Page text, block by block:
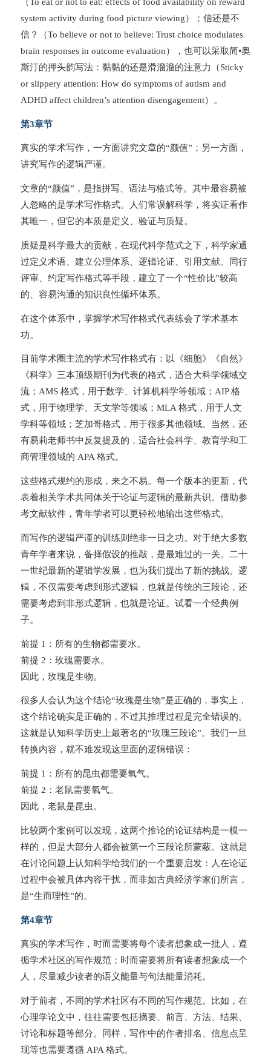
system activity during food picture viewing）；信还是不
信？（To believe or not to believe: Trust choice modulates
brain responses in outcome evaluation），也可以采取简•奥
斯汀的押头韵写法：黏黏的还是滑溜溜的注意力（Sticky
or slippery attention: How do symptoms of autism and
ADHD affect children’s attention disengagement）。
第3章节
真实的学术写作，一方面讲究文章的“颜值”；另一方面，
讲究写作的逻辑严谨。
文章的“颜值”，是指拼写、语法与格式等。其中最容易被
人忽略的是学术写作格式。人们常误解科学，将实证看作
其唯一，但它的本质是定义、验证与质疑。
质疑是科学最大的贡献，在现代科学范式之下，科学家通
过定义术语、建立公理体系、逻辑论证、引用文献、同行
评审、约定写作格式等手段，建立了一个“性价比”较高
的、容易沟通的知识良性循环体系。
在这个体系中，掌握学术写作格式代表练会了学术基本
功。
目前学术圈主流的学术写作格式有：以《细胞》《自然》
《科学》三本顶级期刊为代表的格式，适合大科学领域交
流；AMS 格式，用于数学、计算机科学等领域；AIP 格
式，用于物理学、天文学等领域；MLA 格式，用于人文
学科等领域；芝加哥格式，用于很多其他领域。当然，还
有易莉老师书中反复提及的，适合社会科学、教育学和工
商管理领域的 APA 格式。
这些格式规约的形成，来之不易。每一个版本的更新，代
表着相关学术共同体关于论证与逻辑的最新共识。借助参
考文献软件，青年学者可以更轻松地输出这些格式。
而写作的逻辑严谨的训练则绝非一日之功。对于绝大多数
青年学者来说，备择假设的推敲，是最难过的一关。二十
一世纪最新的逻辑学发展，也为我们提出了新的挑战。逻
辑，不仅需要考虑到形式逻辑，也就是传统的三段论，还
需要考虑到非形式逻辑，也就是论证。试看一个经典例
子。
前提 1：所有的生物都需要水。
前提 2：玫瑰需要水。
因此，玫瑰是生物。
很多人会认为这个结论“玫瑰是生物”是正确的，事实上，
这个结论确实是正确的，不过其推理过程是完全错误的。
这就是认知科学历史上最著名的“玫瑰三段论”。我们一旦
转换内容，就不难发现这里面的逻辑错误：
前提 1：所有的昆虫都需要氧气。
前提 2：老鼠需要氧气。
因此，老鼠是昆虫。
比较两个案例可以发现，这两个推论的论证结构是一模一
样的，但是大部分人都会被第一个三段论所蒙蔽。这就是
在讨论问题上认知科学给我们的一个重要启发：人在论证
过程中会被具体内容干扰，而非如古典经济学家们所言，
是“生而理性”的。
第4章节
真实的学术写作，时而需要将每个读者想象成一批人，遵
循学术社区的写作规范；时而需要将所有读者想象成一个
人，尽量减少读者的语义能量与句法能量消耗。
对于前者，不同的学术社区有不同的写作规范。比如，在
心理学论文中，往往需要包括摘要、前言、方法、结果、
讨论和标题等部分。同样，写作中的作者排名、信息点呈
现等也需要遵循 APA 格式。